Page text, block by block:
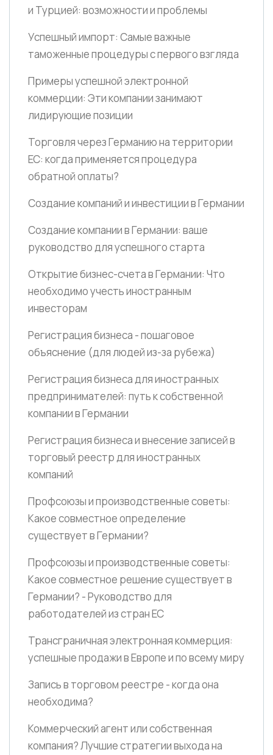
и Турцией: возможности и проблемы
Успешный импорт: Самые важные
таможенные процедуры с первого взгляда
Примеры успешной электронной
коммерции: Эти компании занимают
лидирующие позиции
Торговля через Германию на территории
ЕС: когда применяется процедура
обратной оплаты?
Создание компаний и инвестиции в Германии
Создание компании в Германии: ваше
руководство для успешного старта
Открытие бизнес-счета в Германии: Что
необходимо учесть иностранным
инвесторам
Регистрация бизнеса - пошаговое
объяснение (для людей из-за рубежа)
Регистрация бизнеса для иностранных
предпринимателей: путь к собственной
компании в Германии
Регистрация бизнеса и внесение записей в
торговый реестр для иностранных
компаний
Профсоюзы и производственные советы:
Какое совместное определение
существует в Германии?
Профсоюзы и производственные советы:
Какое совместное решение существует в
Германии? - Руководство для
работодателей из стран ЕС
Трансграничная электронная коммерция:
успешные продажи в Европе и по всему миру
Запись в торговом реестре - когда она
необходима?
Коммерческий агент или собственная
компания? Лучшие стратегии выхода на